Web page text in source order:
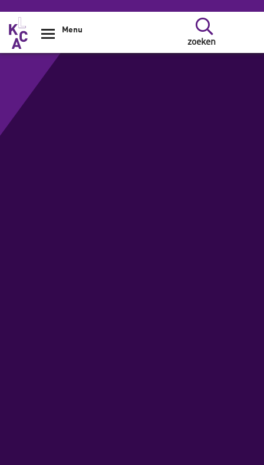
Overslaan en naar de inhoud gaan
zoeken
Menu